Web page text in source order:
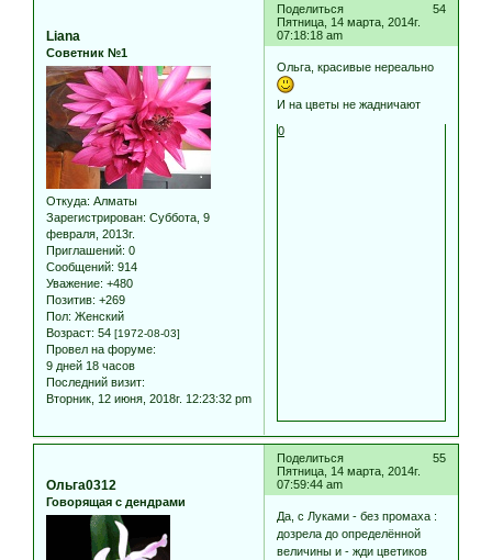
Поделиться
54
Пятница, 14 марта, 2014г.
07:18:18 am
Liana
Советник №1
Откуда: Алматы
Зарегистрирован: Суббота, 9
февраля, 2013г.
Приглашений: 0
Сообщений: 914
Уважение: +480
Позитив: +269
Пол: Женский
Возраст: 54 [1972-08-03]
Провел на форуме:
9 дней 18 часов
Последний визит:
Вторник, 12 июня, 2018г. 12:23:32 pm
Ольга, красивые нереально
И на цветы не жадничают
0
Поделиться
55
Пятница, 14 марта, 2014г.
07:59:44 am
Ольга0312
Говорящая с дендрами
Да, с Луками - без промаха :
дозрела до определённой
величины и - жди цветиков